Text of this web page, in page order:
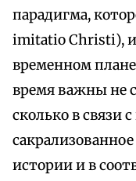
парадигма,
imitatio Christi),
временном
время важны не
сколько в связи
истории и в